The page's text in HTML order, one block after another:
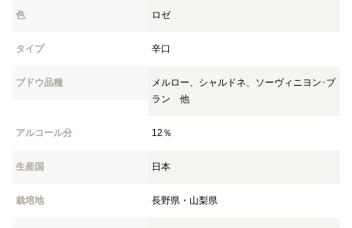
色 ロゼ
タイプ 辛口
ブドウ品種
メルロー、シャルドネ、ソーヴィニヨン･ブ
ラン 他
アルコール分 12％
生産国 日本
栽培地 長野県・山梨県